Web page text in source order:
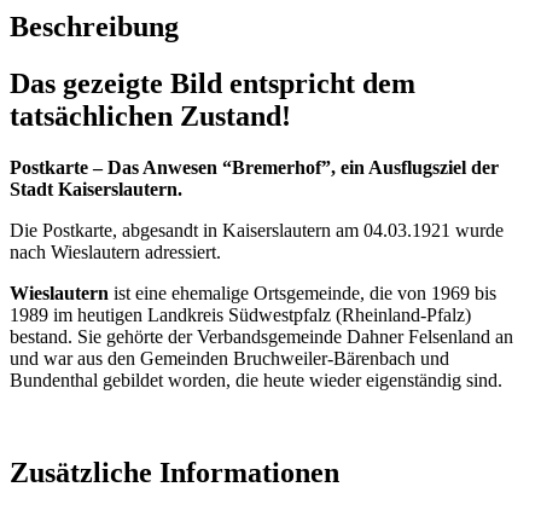
Beschreibung
Das gezeigte Bild entspricht dem
tatsächlichen Zustand!
Postkarte – Das Anwesen “Bremerhof”, ein Ausflugsziel der
Stadt Kaiserslautern.
Die Postkarte, abgesandt in Kaiserslautern am 04.03.1921 wurde
nach Wieslautern adressiert.
Wieslautern ist eine ehemalige Ortsgemeinde, die von 1969 bis
1989 im heutigen Landkreis Südwestpfalz (Rheinland-Pfalz)
bestand. Sie gehörte der Verbandsgemeinde Dahner Felsenland an
und war aus den Gemeinden Bruchweiler-Bärenbach und
Bundenthal gebildet worden, die heute wieder eigenständig sind.
Zusätzliche Informationen